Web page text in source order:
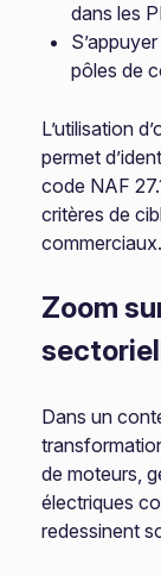
dans les
pôles de
L’utilisation
permet
code NAF
critères de
commerciaux.
Zoom
Dans un
de moteurs,
électriques
redessinent